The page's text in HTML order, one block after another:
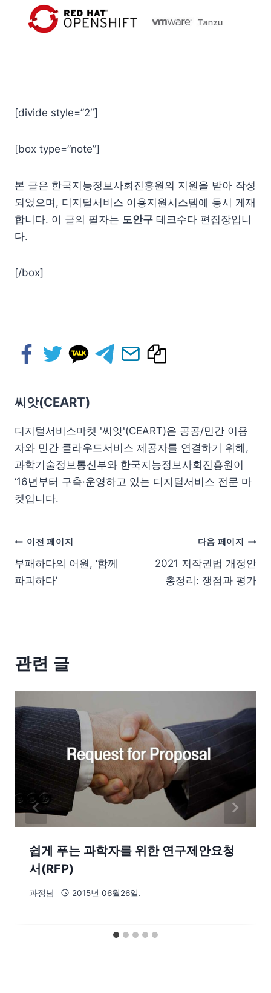
[divide style=”2″]
[box type=”note”]
본 글은 한국지능정보사회진흥원의 지원을 받아 작성
되었으며, 디지털서비스 이용지원시스템에 동시 게재
합니다. 이 글의 필자는 도안구 테크수다 편집장입니
다.
[/box]
씨앗(CEART)
디지털서비스마켓 '씨앗'(CEART)은 공공/민간 이용
자와 민간 클라우드서비스 제공자를 연결하기 위해,
과학기술정보통신부와 한국지능정보사회진흥원이
‘16년부터 구축·운영하고 있는 디지털서비스 전문 마
켓입니다.
이전 페이지
부패하다의 어원, ‘함께
파괴하다’
다음 페이지
2021 저작권법 개정안
총정리: 쟁점과 평가
관련 글
쉽게 푸는 과학자를 위한 연구제안요청
서(RFP)
과정남 2015년 06월26일.